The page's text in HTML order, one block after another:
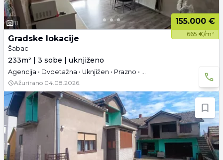
11 155.000 €
665 €/m²
Gradske lokacije
Šabac
233m² | 3 sobe | uknjiženo
Agencija • Dvoetažna • Uknjižen • Prazno • Tavan
Ažurirano 04.08.2026.